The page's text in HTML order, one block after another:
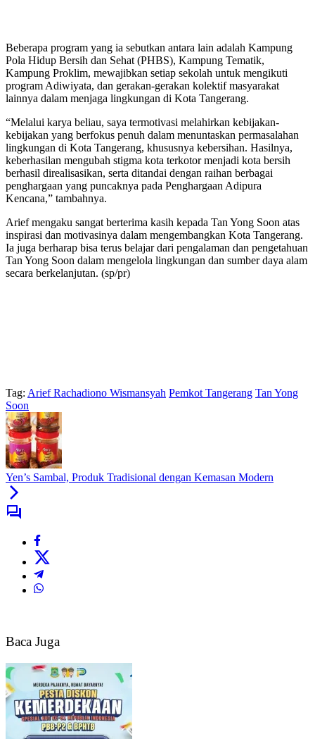
Beberapa program yang ia sebutkan antara lain adalah Kampung
Pola Hidup Bersih dan Sehat (PHBS), Kampung Tematik,
Kampung Proklim, mewajibkan setiap sekolah untuk mengikuti
program Adiwiyata, dan gerakan-gerakan kolektif masyarakat
lainnya dalam menjaga lingkungan di Kota Tangerang.
“Melalui karya beliau, saya termotivasi melahirkan kebijakan-
kebijakan yang berfokus penuh dalam menuntaskan permasalahan
lingkungan di Kota Tangerang, khususnya kebersihan. Hasilnya,
keberhasilan mengubah stigma kota terkotor menjadi kota bersih
berhasil direalisasikan, serta ditandai dengan raihan berbagai
penghargaan yang puncaknya pada Penghargaan Adipura
Kencana,” tambahnya.
Arief mengaku sangat berterima kasih kepada Tan Yong Soon atas
inspirasi dan motivasinya dalam mengembangkan Kota Tangerang.
Ia juga berharap bisa terus belajar dari pengalaman dan pengetahuan
Tan Yong Soon dalam mengelola lingkungan dan sumber daya alam
secara berkelanjutan. (sp/pr)
Tag: Arief Rachadiono Wismansyah Pemkot Tangerang Tan Yong
Soon
Yen’s Sambal, Produk Tradisional dengan Kemasan Modern
Baca Juga